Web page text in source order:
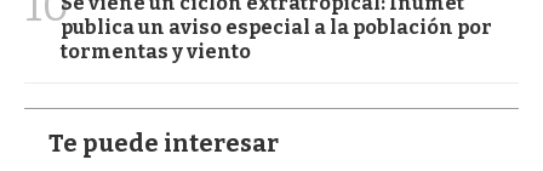
publica un aviso especial a la población por
tormentas y viento
Te puede interesar